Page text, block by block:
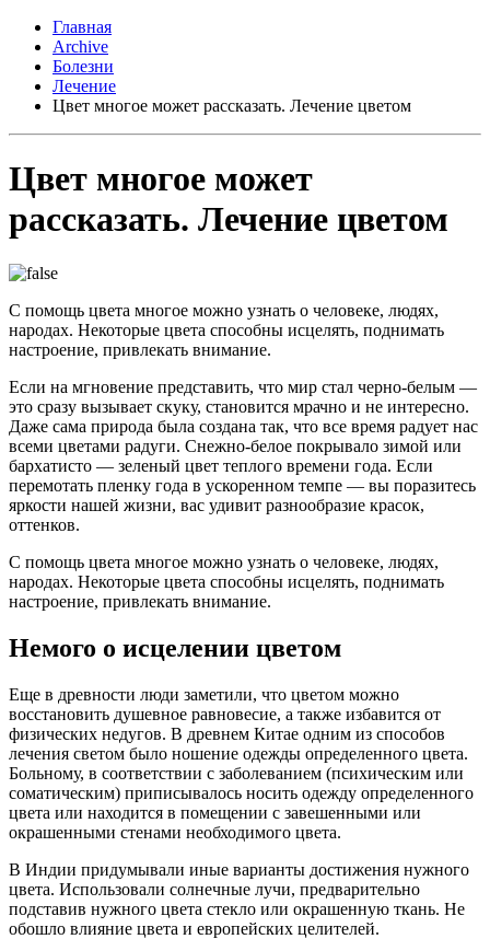
Главная
Archive
Болезни
Лечение
Цвет многое может рассказать. Лечение цветом
Цвет многое может
рассказать. Лечение цветом
С помощь цвета многое можно узнать о человеке, людях,
народах. Некоторые цвета способны исцелять, поднимать
настроение, привлекать внимание.
Если на мгновение представить, что мир стал черно-белым —
это сразу вызывает скуку, становится мрачно и не интересно.
Даже сама природа была создана так, что все время радует нас
всеми цветами радуги. Снежно-белое покрывало зимой или
бархатисто — зеленый цвет теплого времени года. Если
перемотать пленку года в ускоренном темпе — вы поразитесь
яркости нашей жизни, вас удивит разнообразие красок,
оттенков.
С помощь цвета многое можно узнать о человеке, людях,
народах. Некоторые цвета способны исцелять, поднимать
настроение, привлекать внимание.
Немого о исцелении цветом
Еще в древности люди заметили, что цветом можно
восстановить душевное равновесие, а также избавится от
физических недугов. В древнем Китае одним из способов
лечения светом было ношение одежды определенного цвета.
Больному, в соответствии с заболеванием (психическим или
соматическим) приписывалось носить одежду определенного
цвета или находится в помещении с завешенными или
окрашенными стенами необходимого цвета.
В Индии придумывали иные варианты достижения нужного
цвета. Использовали солнечные лучи, предварительно
подставив нужного цвета стекло или окрашенную ткань. Не
обошло влияние цвета и европейских целителей.